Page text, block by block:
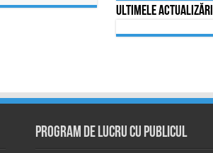
Ultimele actualizări
Program de lucru cu publicul